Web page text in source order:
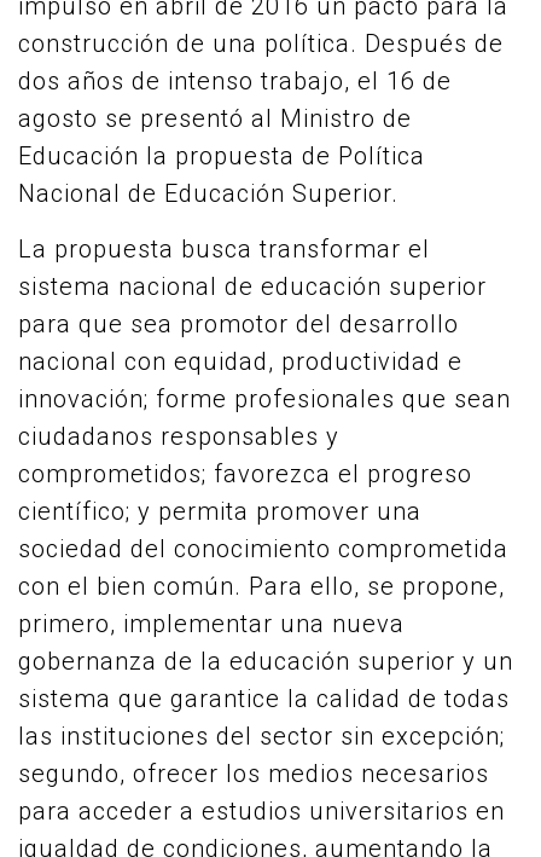
impulsó en abril de 2016 un pacto para la
construcción de una política. Después de
dos años de intenso trabajo, el 16 de
agosto se presentó al Ministro de
Educación la propuesta de Política
Nacional de Educación Superior.
La propuesta busca transformar el
sistema nacional de educación superior
para que sea promotor del desarrollo
nacional con equidad, productividad e
innovación; forme profesionales que sean
ciudadanos responsables y
comprometidos; favorezca el progreso
científico; y permita promover una
sociedad del conocimiento comprometida
con el bien común. Para ello, se propone,
primero, implementar una nueva
gobernanza de la educación superior y un
sistema que garantice la calidad de todas
las instituciones del sector sin excepción;
segundo, ofrecer los medios necesarios
para acceder a estudios universitarios en
igualdad de condiciones, aumentando la